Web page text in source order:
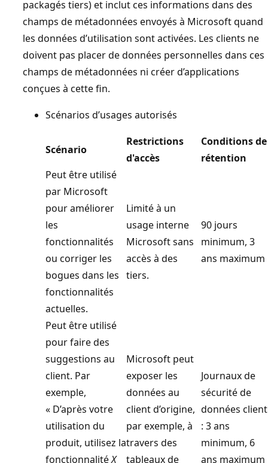
packagés tiers) et inclut ces informations dans des
champs de métadonnées envoyés à Microsoft quand
les données d’utilisation sont activées. Les clients ne
doivent pas placer de données personnelles dans ces
champs de métadonnées ni créer d’applications
conçues à cette fin.
Scénarios d’usages autorisés
Scénario
Restrictions
d'accès
Conditions de
rétention
Peut être utilisé
par Microsoft
pour améliorer
les
fonctionnalités
ou corriger les
bogues dans les
fonctionnalités
actuelles.
Limité à un
usage interne
Microsoft sans
accès à des
tiers.
90 jours
minimum, 3
ans maximum
Peut être utilisé
pour faire des
suggestions au
client. Par
exemple,
« D’après votre
utilisation du
produit, utilisez la
fonctionnalitéX
Microsoft peut
exposer les
données au
client d’origine,
par exemple, à
travers des
tableaux de
Journaux de
sécurité de
données client
: 3 ans
minimum, 6
ans maximum